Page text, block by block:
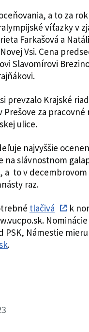
a to za
víťazky v
Farkašová a
Vsi. Cena
Slavomírovi
prevzalo Krajské
Prešove za
ulice.
najvyššie
na slávnostnom
a to v
raz.
tlačivá
k
PSK, Námestie
.